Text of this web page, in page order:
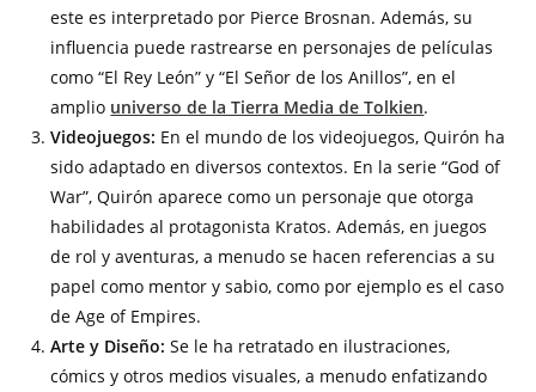
este es interpretado por Pierce Brosnan. Además, su
influencia puede rastrearse en personajes de películas
como “El Rey León” y “El Señor de los Anillos”, en el
amplio universo de la Tierra Media de Tolkien.
Videojuegos: En el mundo de los videojuegos, Quirón ha
sido adaptado en diversos contextos. En la serie “God of
War”, Quirón aparece como un personaje que otorga
habilidades al protagonista Kratos. Además, en juegos
de rol y aventuras, a menudo se hacen referencias a su
papel como mentor y sabio, como por ejemplo es el caso
de Age of Empires.
Arte y Diseño: Se le ha retratado en ilustraciones,
cómics y otros medios visuales, a menudo enfatizando